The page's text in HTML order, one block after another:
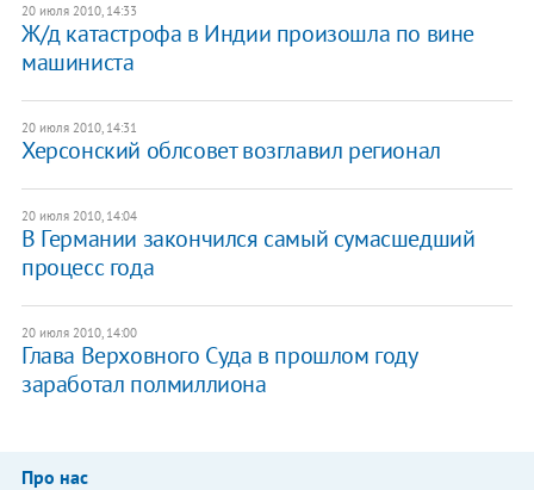
20 июля 2010, 14:33
Ж/д катастрофа в Индии произошла по вине
машиниста
20 июля 2010, 14:31
Херсонский облсовет возглавил регионал
20 июля 2010, 14:04
В Германии закончился самый сумасшедший
процесс года
20 июля 2010, 14:00
Глава Верховного Суда в прошлом году
заработал полмиллиона
Про нас